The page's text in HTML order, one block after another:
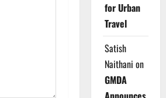
for Urban
Travel
Satish
Naithani on
GMDA